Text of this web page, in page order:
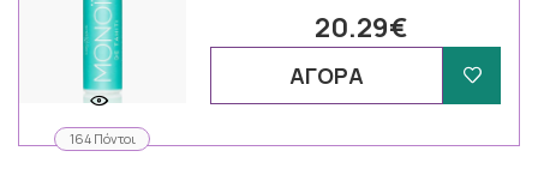
164 Πόντοι
20.29€
ΑΓΟΡΑ